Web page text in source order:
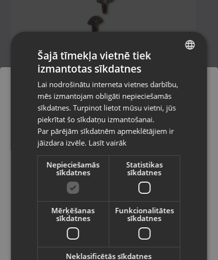
Zelta auskari
Rīga, Nīcgales iela 2b
Stāvoklis Restaurēts (Garantija 24 mēneši)
276.00€
€ /mēn.
Zelta auskari
Pasūtījumi tiks piegādāti uz
izvēlēto valsti
Vietnes saturs būs attēlots izvēlētajā
valodā
Valsts
Latviešu / Latvian
RUSSIAN
Šajā tīmekļa vietnē tiek
izmantotas sīkdatnes
Lai nodrošinātu interneta vietnes darbību,
mēs izmantojam obligāti nepieciešamās
sīkdatnes. Turpinot lietot mūsu vietni, jūs
piekrītat šo sīkdatņu izmantošanai.
Par pārējām sīkdatnēm apmeklētājiem ir
jāizdara izvēle. Lasīt vairāk
Nepieciešamās
sīkdatnes
Statistikas
sīkdatnes
Mērķēšanas
sīkdatnes
Funkcionalitātes
sīkdatnes
Neklasificētās sīkdatnes